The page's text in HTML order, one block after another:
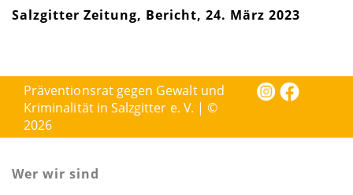
Salzgitter Zeitung, Bericht, 24. März 2023
Präventionsrat gegen Gewalt und
Kriminalität in Salzgitter e. V. | ©
2026
Wer wir sind